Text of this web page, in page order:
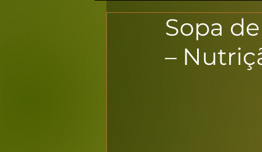
Doces tradiconais
Sopa
–